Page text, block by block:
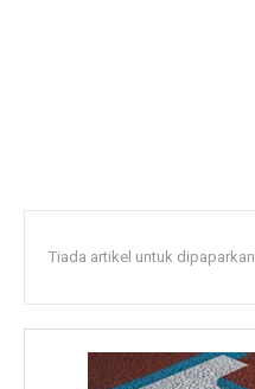
Tiada artikel untuk dipaparkan